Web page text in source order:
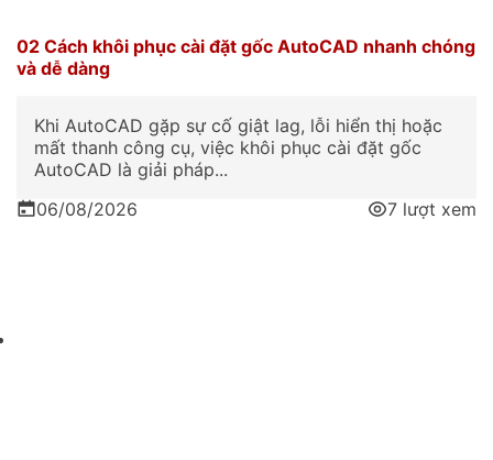
02 Cách khôi phục cài đặt gốc AutoCAD nhanh chóng
và dễ dàng
Khi AutoCAD gặp sự cố giật lag, lỗi hiển thị hoặc
mất thanh công cụ, việc khôi phục cài đặt gốc
AutoCAD là giải pháp...
06/08/2026
7 lượt xem